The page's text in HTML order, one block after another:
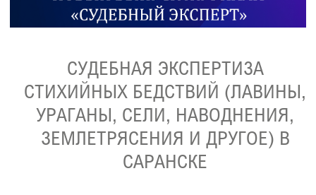
СУДЕБНАЯ ЭКСПЕРТИЗА
СТИХИЙНЫХ БЕДСТВИЙ (ЛАВИНЫ,
УРАГАНЫ, СЕЛИ, НАВОДНЕНИЯ,
ЗЕМЛЕТРЯСЕНИЯ И ДРУГОЕ) В
САРАНСКЕ